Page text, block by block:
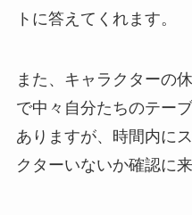
トに答えてくれます。
また、キャラクターの
で中々自分たちのテー
ありますが、時間内に
クターいないか確認に